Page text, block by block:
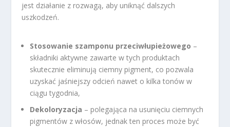
jest działanie z rozwagą, aby uniknąć dalszych
uszkodzeń.
Stosowanie szamponu przeciwłupieżowego –
składniki aktywne zawarte w tych produktach
skutecznie eliminują ciemny pigment, co pozwala
uzyskać jaśniejszy odcień nawet o kilka tonów w
ciągu tygodnia,
Dekoloryzacja – polegająca na usunięciu ciemnych
pigmentów z włosów, jednak ten proces może być